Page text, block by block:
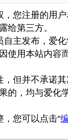
您注册的用
给第三方。
主发布，爱
使用本站内容
但并不承诺
的，均与爱化
您可以点击“